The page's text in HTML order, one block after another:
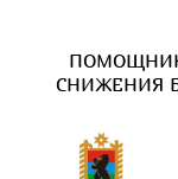
СНИЖЕНИЯ